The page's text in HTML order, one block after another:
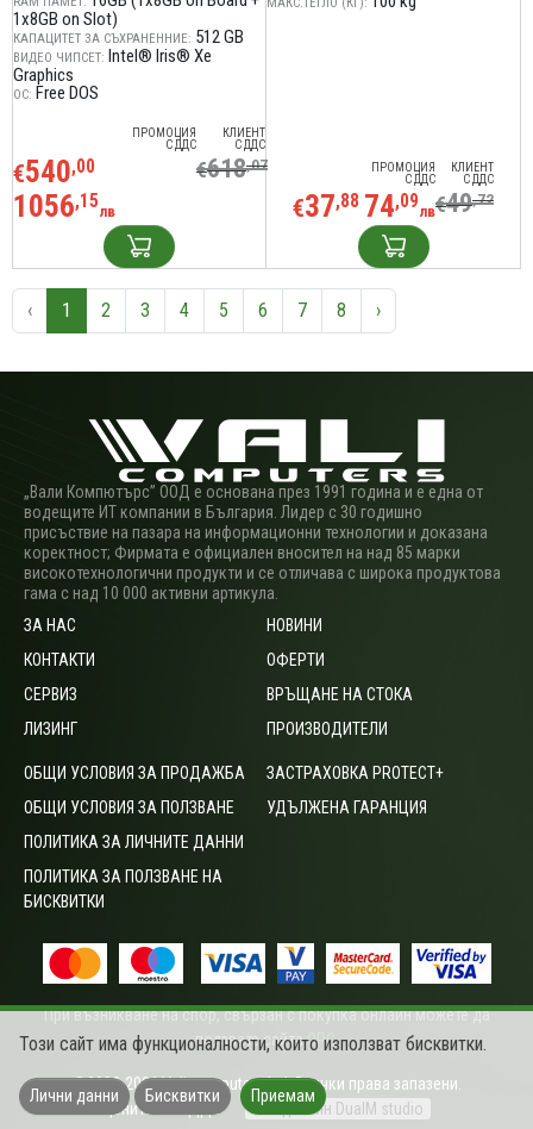
1x8GB on Slot)
КАПАЦИТЕТ ЗА СЪХРАНЕННИЕ: 512 GB
ВИДЕО ЧИПСЕТ: Intel® Iris® Xe
Graphics
ОС: Free DOS
ПРОМОЦИЯ
С ДДС
€540,00
1056,15лв
КЛИЕНТ
С ДДС
€618,07
ПРОМОЦИЯ
С ДДС
€37,88 74,09лв
КЛИЕНТ
С ДДС
€49,72
‹ 1 2 3 4 5 6 7 8 ›
„Вали Компютърс” ООД е основана през 1991 година и е една от
водещите ИТ компании в България. Лидер с 30 годишно
присъствие на пазара на информационни технологии и доказана
коректност; Фирмата е официален вносител на над 85 марки
високотехнологични продукти и се отличава с широка продуктова
гама с над 10 000 активни артикула.
ЗА НАС
КОНТАКТИ
СЕРВИЗ
ЛИЗИНГ
НОВИНИ
ОФЕРТИ
ВРЪЩАНЕ НА СТОКА
ПРОИЗВОДИТЕЛИ
ОБЩИ УСЛОВИЯ ЗА ПРОДАЖБА
ОБЩИ УСЛОВИЯ ЗА ПОЛЗВАНЕ
ПОЛИТИКА ЗА ЛИЧНИТЕ ДАННИ
ПОЛИТИКА ЗА ПОЛЗВАНЕ НА
БИСКВИТКИ
ЗАСТРАХОВКА PROTECT+
УДЪЛЖЕНА ГАРАНЦИЯ
При възникване на спор, свързан с покупка онлайн можете да
ползвате сайтаОРС.
©2003-2026 Vali computers Ltd. Всички права запазени.
Цените са с ДДС
Уеб дизайн DualM studio
Този сайт има функционалности, които използват бисквитки.
Лични данни Бисквитки Приемам